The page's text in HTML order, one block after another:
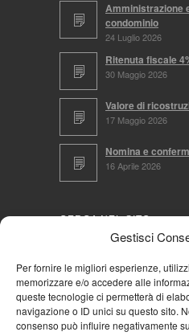
Gestisci
Per fornire le migliori esperienze,
memorizzare e/o accedere alle
queste tecnologie ci permetterà di
navigazione o ID unici su questo sito.
consenso può influire negativamente
Amministrazione
condominio
24 Luglio 2026
Ritenuta fiscale
30 Maggio 2026
Valore di
17 Maggio 2026
Nomina e
16 Aprile 2026
CERCA NEL SITO
NAVIGA PER
Mappa completa